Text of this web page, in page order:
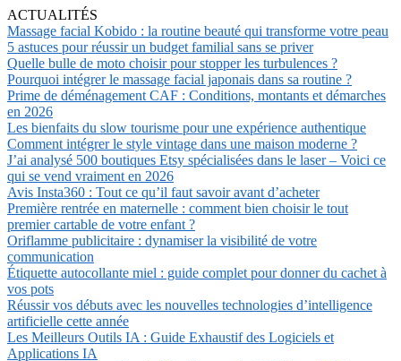
ACTUALITÉS
Massage facial Kobido : la routine beauté qui transforme votre peau
5 astuces pour réussir un budget familial sans se priver
Quelle bulle de moto choisir pour stopper les turbulences ?
Pourquoi intégrer le massage facial japonais dans sa routine ?
Prime de déménagement CAF : Conditions, montants et démarches
en 2026
Les bienfaits du slow tourisme pour une expérience authentique
Comment intégrer le style vintage dans une maison moderne ?
J’ai analysé 500 boutiques Etsy spécialisées dans le laser – Voici ce
qui se vend vraiment en 2026
Avis Insta360 : Tout ce qu’il faut savoir avant d’acheter
Première rentrée en maternelle : comment bien choisir le tout
premier cartable de votre enfant ?
Oriflamme publicitaire : dynamiser la visibilité de votre
communication
Étiquette autocollante miel : guide complet pour donner du cachet à
vos pots
Réussir vos débuts avec les nouvelles technologies d’intelligence
artificielle cette année
Les Meilleurs Outils IA : Guide Exhaustif des Logiciels et
Applications IA